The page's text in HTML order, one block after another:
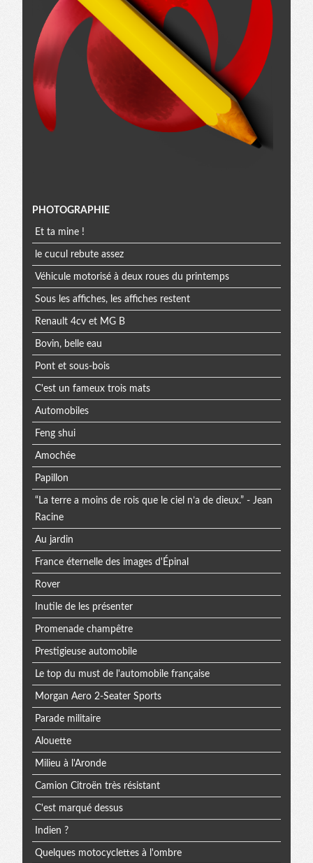
Menu
extra
PHOTOGRAPHIE
Et ta mine !
le cucul rebute assez
Véhicule motorisé à deux roues du printemps
Sous les affiches, les affiches restent
Renault 4cv et MG B
Bovin, belle eau
Pont et sous-bois
C'est un fameux trois mats
Automobiles
Feng shui
Amochée
Papillon
“La terre a moins de rois que le ciel n’a de dieux.” - Jean
Racine
Au jardin
France éternelle des images d'Épinal
Rover
Inutile de les présenter
Promenade champêtre
Prestigieuse automobile
Le top du must de l'automobile française
Morgan Aero 2-Seater Sports
Parade militaire
Alouette
Milieu à l'Aronde
Camion Citroën très résistant
C'est marqué dessus
Indien ?
Quelques motocyclettes à l'ombre